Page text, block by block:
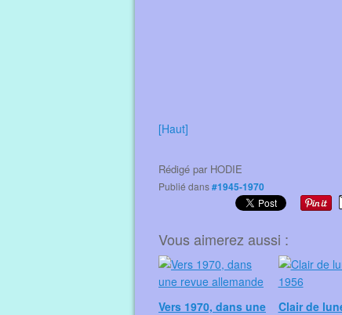
[Haut]
Rédigé par HODIE
Publié dans#1945-1970
Vous aimerez aussi :
Vers 1970, dans une
Clair de